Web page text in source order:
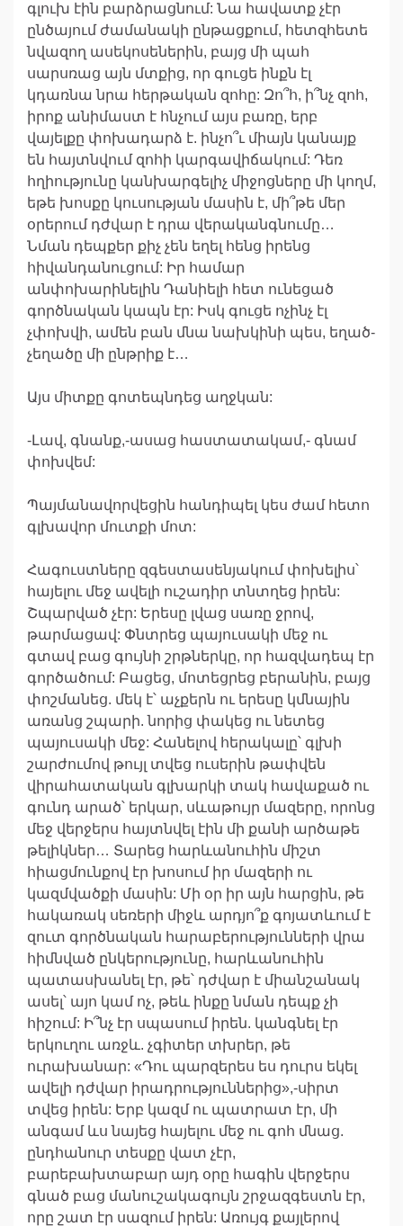
գլուխ էին բարձրացնում: Նա հավատք չէր
ընծայում ժամանակի ընթացքում, հետզհետե
նվազող ասեկոսեներին, բայց մի պահ
սարսռաց այն մտքից, որ գուցե ինքն էլ
կդառնա նրա հերթական զոհը: Զո՞հ, ի՞նչ զոհ,
իրոք անիմաստ է հնչում այս բառը, երբ
վայելքը փոխադարձ է. ինչո՞ւ միայն կանայք
են հայտնվում զոհի կարգավիճակում: Դեռ
հղիությունը կանխարգելիչ միջոցները մի կողմ,
եթե խոսքը կուսության մասին է, մի՞թե մեր
օրերում դժվար է դրա վերականգնումը…
Նման դեպքեր քիչ չեն եղել հենց իրենց
հիվանդանուցում: Իր համար
անփոխարինելին Դանիելի հետ ունեցած
գործնական կապն էր: Իսկ գուցե ոչինչ էլ
չփոխվի, ամեն բան մնա նախկինի պես, եղած-
չեղածը մի ընթրիք է…
Այս միտքը գոտեպնդեց աղջկան:
-Լավ, գնանք,-ասաց հաստատակամ,- գնամ
փոխվեմ:
Պայմանավորվեցին հանդիպել կես ժամ հետո
գլխավոր մուտքի մոտ:
Հագուստները զգեստասենյակում փոխելիս՝
հայելու մեջ ավելի ուշադիր տնտղեց իրեն:
Շպարված չէր: Երեսը լվաց սառը ջրով,
թարմացավ: Փնտրեց պայուսակի մեջ ու
գտավ բաց գույնի շրթներկը, որ հազվադեպ էր
գործածում: Բացեց, մոտեցրեց բերանին, բայց
փոշմանեց. մեկ է՝ աչքերն ու երեսը կմնային
առանց շպարի. նորից փակեց ու նետեց
պայուսակի մեջ: Հանելով հերակալը՝ գլխի
շարժումով թույլ տվեց ուսերին թափվեն
վիրահատական գլխարկի տակ հավաքած ու
գունդ արած՝ երկար, սևաթույր մազերը, որոնց
մեջ վերջերս հայտնվել էին մի քանի արծաթե
թելիկներ… Տարեց հարևանուհին միշտ
հիացմունքով էր խոսում իր մազերի ու
կազմվածքի մասին: Մի օր իր այն հարցին, թե
հակառակ սեռերի միջև արդյո՞ք գոյատևում է
զուտ գործնական հարաբերությունների վրա
հիմնված ընկերությունը, հարևանուհին
պատասխանել էր, թե՝ դժվար է միանշանակ
ասել՝ այո կամ ոչ, թեև ինքը նման դեպք չի
հիշում: Ի՞նչ էր սպասում իրեն. կանգնել էր
երկուղու առջև. չգիտեր տխրեր, թե
ուրախանար: «Դու պարզերես ես դուրս եկել
ավելի դժվար իրադրություններից»,-սիրտ
տվեց իրեն: Երբ կազմ ու պատրատ էր, մի
անգամ ևս նայեց հայելու մեջ ու գոհ մնաց.
ընդհանուր տեսքը վատ չէր,
բարեբախտաբար այդ օրը հագին վերջերս
գնած բաց մանուշակագույն շրջազգեստն էր,
որը շատ էր սազում իրեն: Առույգ քայլերով